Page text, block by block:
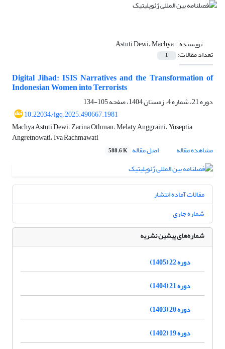
نویسنده =Astuti Dewi، Machya
تعداد مقالات: 1
Digital Jihad: ISIS Narratives and the Transformation of
Indonesian Women into Terrorists
دوره 21، شماره 4، زمستان 1404، صفحه
105-134
10.22034/igq.2025.490667.1981
Machya Astuti Dewi، Zarina Othman، Melaty Anggraini، Yuseptia
Angretnowati، Iva Rachmawati
مشاهده مقاله
اصل مقاله 588.6 K
مقالات آماده انتشار
شماره جاری
شماره‌های پیشین نشریه
دوره 22 (1405)
دوره 21 (1404)
دوره 20 (1403)
دوره 19 (1402)